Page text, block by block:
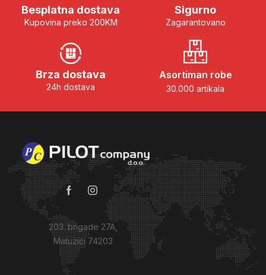
Besplatna dostava
Kupovina preko 200KM
Sigurno
Zagarantovano
Brza dostava
24h dostava
Asortiman robe
30.000 artikala
203. brigade 27A,
Matuzići 74203
Kako do nas?